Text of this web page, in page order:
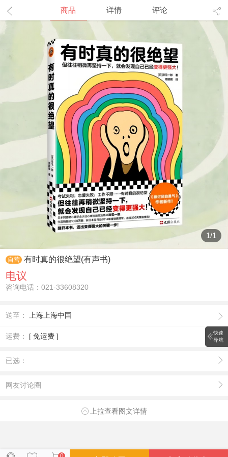
商品 详情 评论
1/1
自营 有时真的很绝望(有声书)
电议
咨询电话：021-33608320
送至： 上海上海中国
运费： [ 免运费 ]
已选：
网友讨论圈
上拉查看图文详情
快速
导航